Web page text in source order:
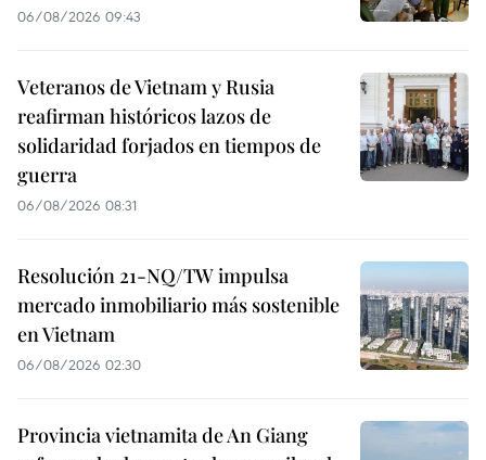
06/08/2026 09:43
Veteranos de Vietnam y Rusia
reafirman históricos lazos de
solidaridad forjados en tiempos de
guerra
06/08/2026 08:31
Resolución 21-NQ/TW impulsa
mercado inmobiliario más sostenible
en Vietnam
06/08/2026 02:30
Provincia vietnamita de An Giang